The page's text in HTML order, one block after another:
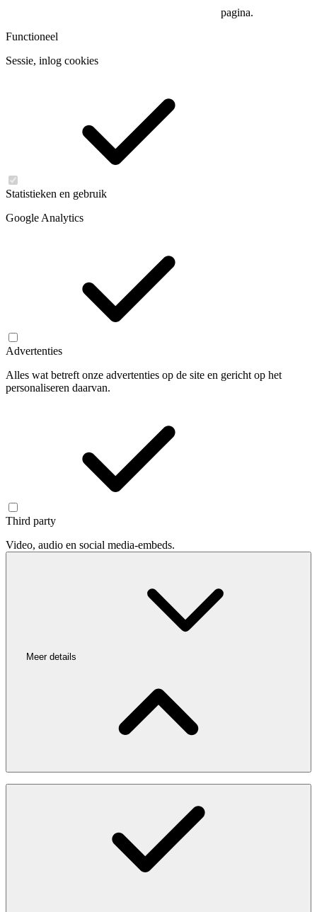
pagina.
Functioneel
Sessie, inlog cookies
Statistieken en gebruik
Google Analytics
Advertenties
Alles wat betreft onze advertenties op de site en gericht op het
personaliseren daarvan.
Third party
Video, audio en social media-embeds.
Meer details